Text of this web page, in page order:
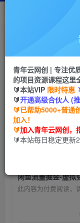
首页 创业课程 会员
闲鱼流量掘金-
精准引流变现
青年云网创
2年前发布
此内容为付费阅读，
青年云网创 | 专注优
的项目资源课程这里
🔰本站VIP 限时特惠
🔰开通高级合伙人 (
🔰已帮助5000+普通
加入！
🔰加入青年云网创，
🔰本站每日稳定更新